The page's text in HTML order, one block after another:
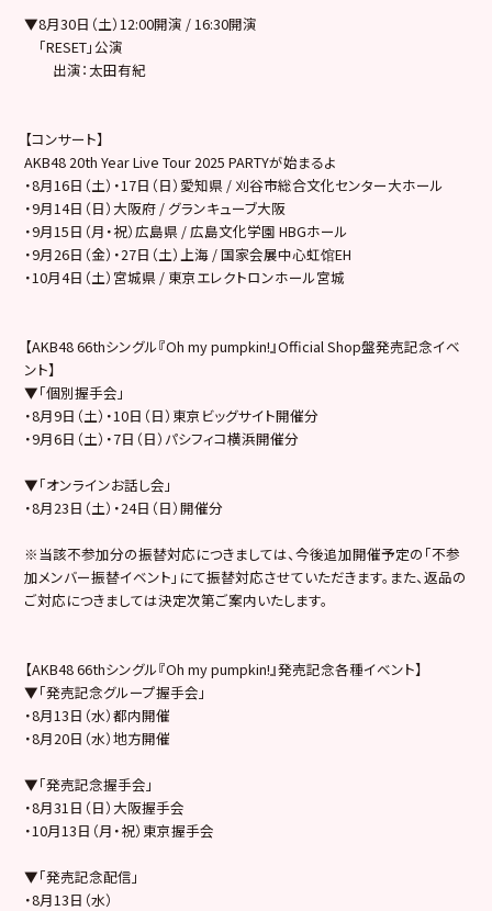
▼8月30日（土）12:00開演 / 16:30開演
「RESET」公演
出演：太田有紀
【コンサート】
AKB48 20th Year Live Tour 2025 PARTYが始まるよ
・8月16日（土）・17日（日）愛知県 / 刈谷市総合文化センター大ホール
・9月14日（日）大阪府 / グランキューブ大阪
・9月15日（月・祝）広島県 / 広島文化学園 HBGホール
・9月26日（金）・27日（土）上海 / 国家会展中心虹馆EH
・10月4日（土）宮城県 / 東京エレクトロンホール宮城
【AKB48 66thシングル『Oh my pumpkin!』Official Shop盤発売記念イベ
ント】
▼「個別握手会」
・8月9日（土）・10日（日）東京ビッグサイト開催分
・9月6日（土）・7日（日）パシフィコ横浜開催分
▼「オンラインお話し会」
・8月23日（土）・24日（日）開催分
※当該不参加分の振替対応につきましては、今後追加開催予定の「不参
加メンバー振替イベント」にて振替対応させていただきます。また、返品の
ご対応につきましては決定次第ご案内いたします。
【AKB48 66thシングル『Oh my pumpkin!』発売記念各種イベント】
▼「発売記念グループ握手会」
・8月13日（水）都内開催
・8月20日（水）地方開催
▼「発売記念握手会」
・8月31日（日）大阪握手会
・10月13日（月・祝）東京握手会
▼「発売記念配信」
・8月13日（水）